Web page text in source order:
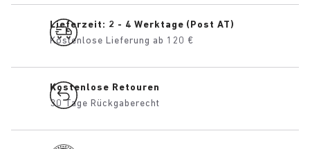
Lieferzeit: 2 - 4 Werktage (Post AT)
Kostenlose Lieferung ab 120 €
Kostenlose Retouren
30 Tage Rückgaberecht